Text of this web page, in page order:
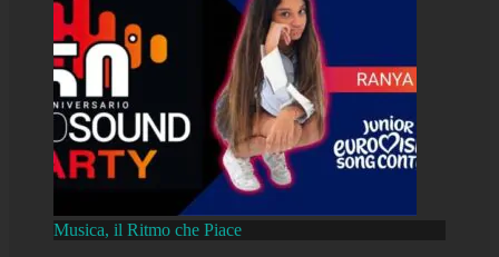
Musica, il Ritmo che Piace